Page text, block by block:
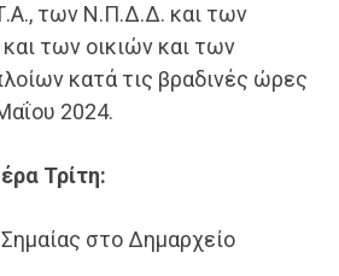
των Ν.Π.Δ.Δ. και των
των οικιών και των
κατά τις βραδινές ώρες
2024.
Τρίτη:
στο Δημαρχείο